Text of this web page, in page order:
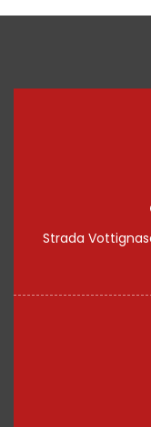
Strada